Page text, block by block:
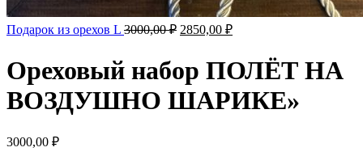
Подарок из орехов L 3000,00₽ 2850,00 ₽
Ореховый набор ПОЛЁТ НА
ВОЗДУШНО ШАРИКЕ»
3000,00 ₽